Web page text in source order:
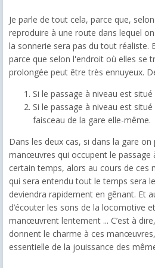
Je parle de tout cela, parce que,
reproduire à une route dans lequel
la sonnerie sera pas du tout réaliste.
parce que selon l'endroit où elles se
prolongée peut être très ennuyeux.
Si le passage à niveau est
Si le passage à niveau est
faisceau de la gare elle-même.
Dans les deux cas, si dans la gare
manœuvres qui occupent le passage
certain temps, alors au cours de ces
qui sera entendu tout le temps sera
deviendra rapidement en gênant. Et
d’écouter les sons de la locomotive
manœuvrent lentement ... C’est à
donnent le charme à ces
essentielle de la jouissance des